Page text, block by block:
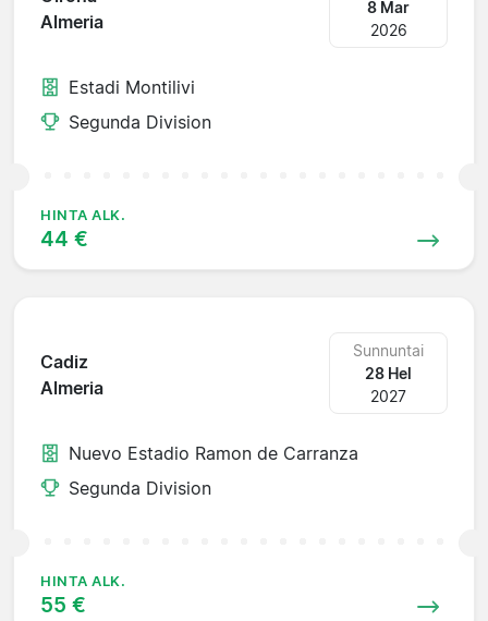
Almeria
8 Mar
2026
Estadi Montilivi
Segunda Division
HINTA ALK.
44 €
Cadiz
Almeria
Sunnuntai
28 Hel
2027
Nuevo Estadio Ramon de Carranza
Segunda Division
HINTA ALK.
55 €